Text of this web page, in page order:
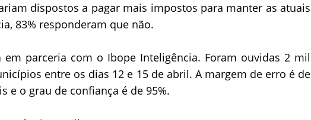
dispostos a pagar mais impostos para manter as atuais
83% responderam que não.
parceria com o Ibope Inteligência. Foram ouvidas 2 mil
entre os dias 12 e 15 de abril. A margem de erro é de
e o grau de confiança é de 95%.